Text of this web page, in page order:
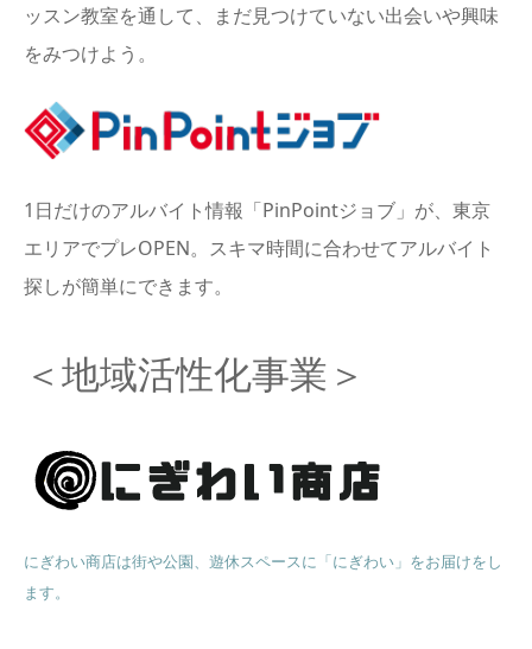
ッスン教室を通して、まだ見つけていない出会いや興味
をみつけよう。
1日だけのアルバイト情報「PinPointジョブ」が、東京
エリアでプレOPEN。スキマ時間に合わせてアルバイト
探しが簡単にできます。
＜地域活性化事業＞
にぎわい商店は街や公園、遊休スペースに「にぎわい」をお届けをし
ます。